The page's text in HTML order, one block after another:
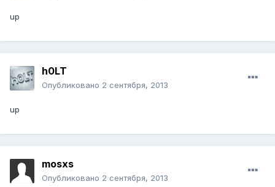
up
h0LT
Опубликовано 2 сентября, 2013
up
mosxs
Опубликовано 2 сентября, 2013